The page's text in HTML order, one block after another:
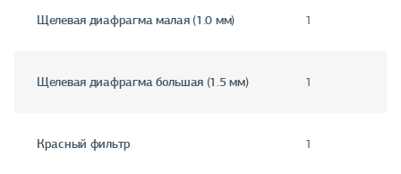
Щелевая диафрагма малая (1.0 мм) 1
Щелевая диафрагма большая (1.5 мм) 1
Красный фильтр 1